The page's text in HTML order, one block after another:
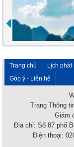
Trang chủ Lịch phát
Góp ý - Liên hệ
Trang Thông
Giám
Địa chỉ: Số 87 phố
Điện thoại: